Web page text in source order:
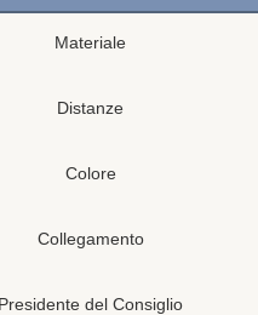
Materiale
Distanze
Colore
Collegamento
Presidente del Consiglio